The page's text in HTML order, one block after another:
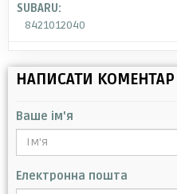
SUBARU:
8421012040
НАПИСАТИ КОМЕНТАР
Ваше ім'я
Електронна пошта